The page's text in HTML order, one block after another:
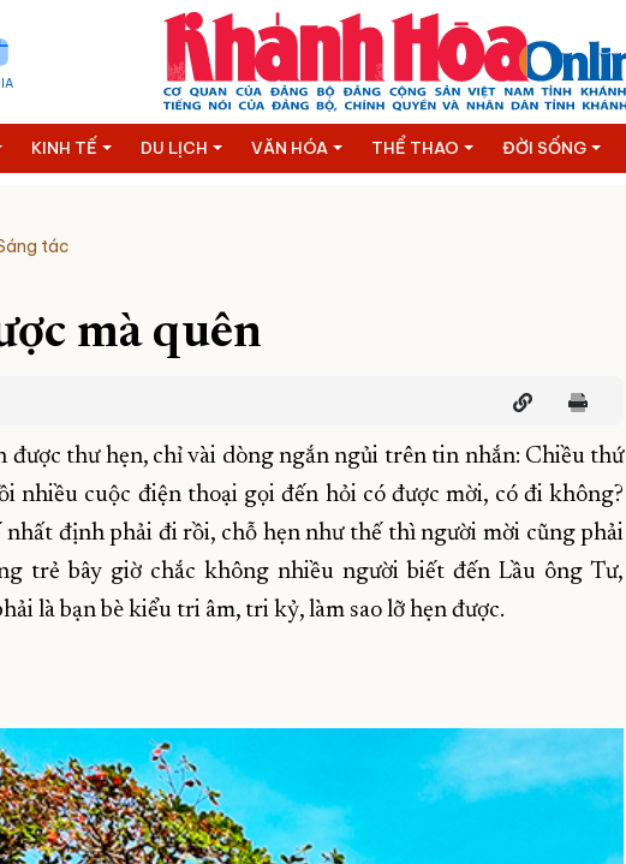
KINH TẾ DU LỊCH VĂN HÓA THỂ THAO ĐỜI SỐNG
tác
mà quên
được thư hẹn, chỉ vài dòng ngắn ngủi trên tin nhắn: Chiều thứ
nhiều cuộc điện thoại gọi đến hỏi có được mời, có đi không?
định phải đi rồi, chỗ hẹn như thế thì người mời cũng phải
trẻ bây giờ chắc không nhiều người biết đến Lầu ông Tư,
là bạn bè kiểu tri âm, tri kỷ, làm sao lỡ hẹn được.